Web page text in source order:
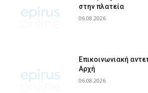
στην πλατεία
06.08.2026
Επικοινωνιακή
Αρχή
06.08.2026